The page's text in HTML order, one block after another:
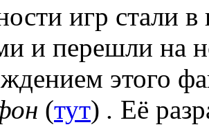
игр стали в
и перешли на
этого
(тут) . Её